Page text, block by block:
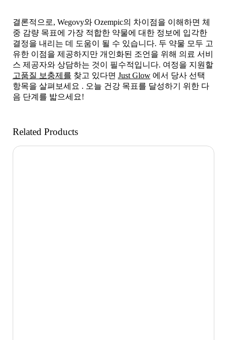
결론적으로, Wegovy와 Ozempic의 차이점을 이해하면 체
중 감량 목표에 가장 적합한 약물에 대한 정보에 입각한
결정을 내리는 데 도움이 될 수 있습니다. 두 약물 모두 고
유한 이점을 제공하지만 개인화된 조언을 위해 의료 서비
스 제공자와 상담하는 것이 필수적입니다. 여정을 지원할
고품질 보충제를 찾고 있다면 Just Glow에서 당사 선택
항목을 살펴보세요 . 오늘 건강 목표를 달성하기 위한 다
음 단계를 밟으세요!
Related Products